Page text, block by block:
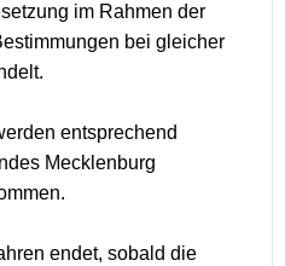
im Rahmen der
bei gleicher
entsprechend
Mecklenburg
endet, sobald die